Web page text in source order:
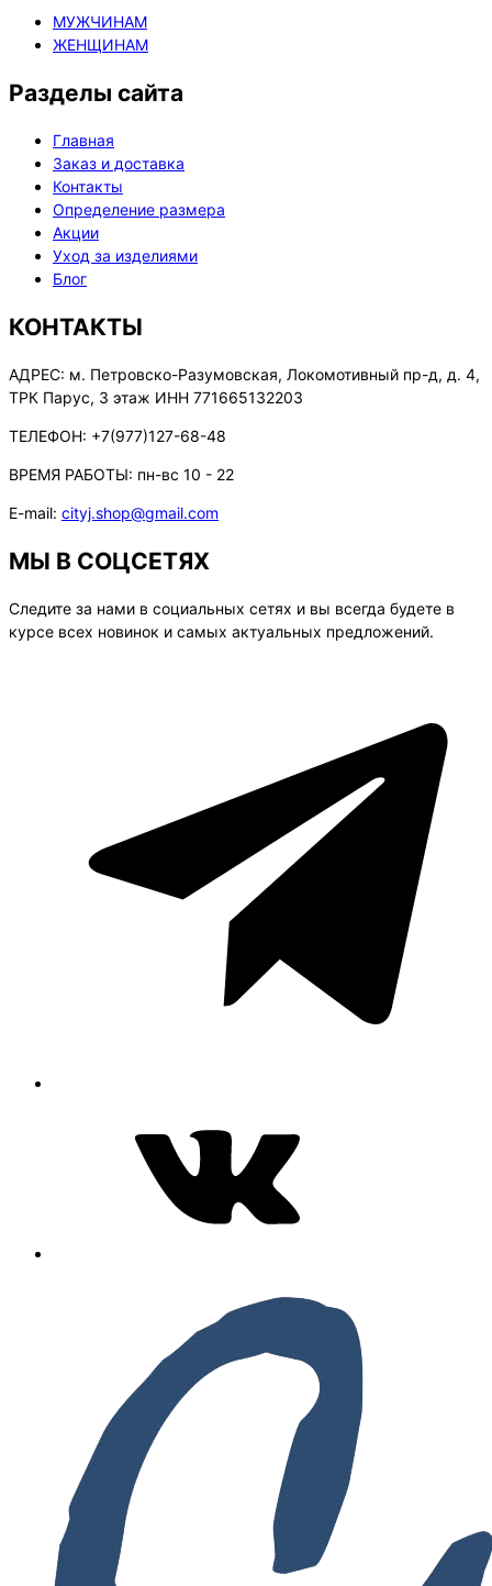
МУЖЧИНАМ
ЖЕНЩИНАМ
Разделы сайта
Главная
Заказ и доставка
Контакты
Определение размера
Акции
Уход за изделиями
Блог
КОНТАКТЫ
АДРЕС: м. Петровско-Разумовская, Локомотивный пр-д, д. 4,
ТРК Парус, 3 этаж ИНН 771665132203
ТЕЛЕФОН: +7(977)127-68-48
ВРЕМЯ РАБОТЫ: пн-вс 10 - 22
E-mail: cityj.shop@gmail.com
МЫ В СОЦСЕТЯХ
Следите за нами в социальных сетях и вы всегда будете в
курсе всех новинок и самых актуальных предложений.